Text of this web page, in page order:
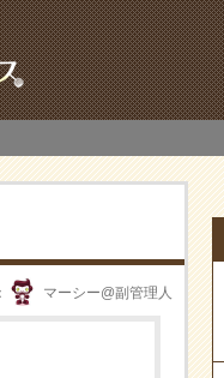
マーシー@副管理人